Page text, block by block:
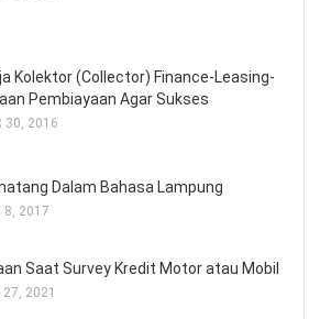
Kolektor (Collector) Finance-Leasing-
Pembiayaan Agar Sukses
30, 2016
Dalam Bahasa Lampung
8, 2017
Saat Survey Kredit Motor atau Mobil
27, 2021